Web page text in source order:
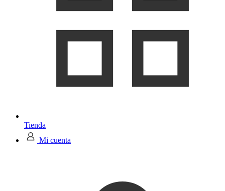
Tienda
Mi cuenta